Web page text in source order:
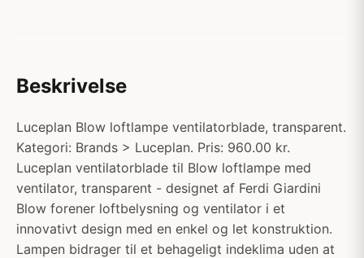
Beskrivelse
Luceplan Blow loftlampe ventilatorblade, transparent.
Kategori: Brands > Luceplan. Pris: 960.00 kr.
Luceplan ventilatorblade til Blow loftlampe med
ventilator, transparent - designet af Ferdi Giardini
Blow forener loftbelysning og ventilator i et
innovativt design med en enkel og let konstruktion.
Lampen bidrager til et behageligt indeklima uden at